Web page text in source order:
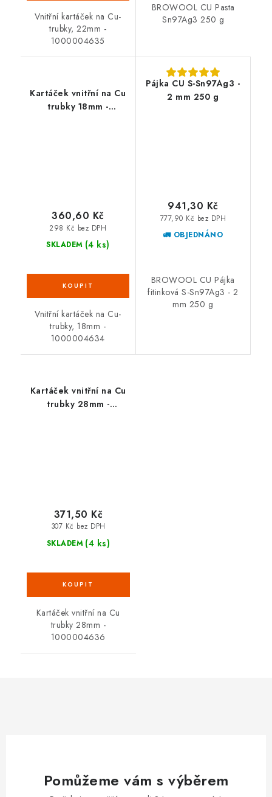
Vnitřní kartáček na Cu-
trubky, 22mm -
1000004635
BROWOOL CU Pasta
Sn97Ag3 250 g
Kartáček vnitřní na Cu
trubky 18mm -
SKLADEM (4 ks)
298 Kč bez DPH
360,60 Kč
Vnitřní kartáček na Cu-
trubky, 18mm -
1000004634
Pájka CU S-Sn97Ag3 -
2 mm 250 g
🚛 OBJEDNÁNO
777,90 Kč bez DPH
941,30 Kč
BROWOOL CU Pájka
fitinková S-Sn97Ag3 - 2
mm 250 g
Kartáček vnitřní na Cu
trubky 28mm -
SKLADEM (4 ks)
307 Kč bez DPH
371,50 Kč
Kartáček vnitřní na Cu
trubky 28mm -
1000004636
Pomůžeme vám s výběrem